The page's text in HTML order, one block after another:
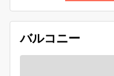
バルコニー